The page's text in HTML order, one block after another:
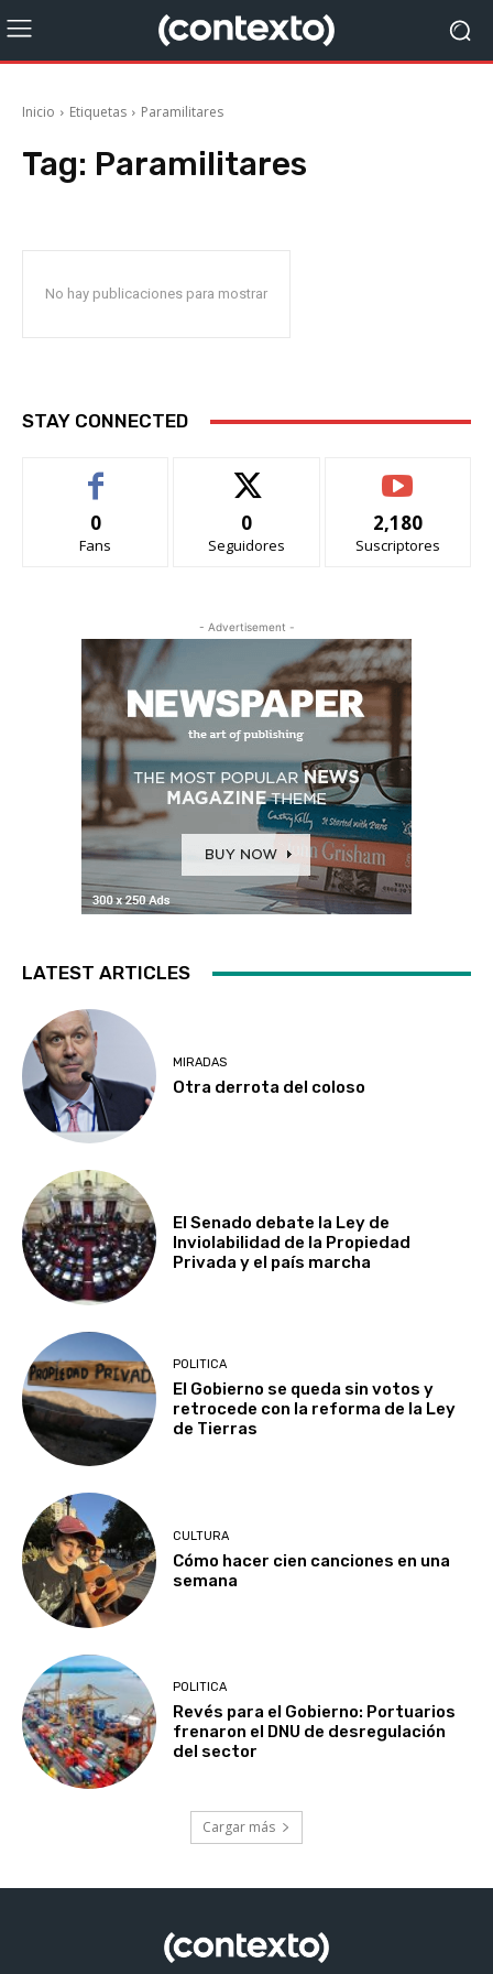
Inicio Etiquetas Paramilitares
Tag: Paramilitares
No hay publicaciones para mostrar
STAY CONNECTED
0
Fans
0
Seguidores
2,180
Suscriptores
- Advertisement -
LATEST ARTICLES
MIRADAS
Otra derrota del coloso
El Senado debate la Ley de
Inviolabilidad de la Propiedad
Privada y el país marcha
POLITICA
El Gobierno se queda sin votos y
retrocede con la reforma de la Ley
de Tierras
CULTURA
Cómo hacer cien canciones en una
semana
POLITICA
Revés para el Gobierno: Portuarios
frenaron el DNU de desregulación
del sector
Cargar más